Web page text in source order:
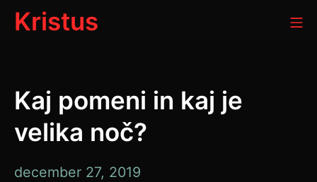
Preskoči
Kristus
Kaj pomeni in kaj je
velika noč?
december 27, 2019